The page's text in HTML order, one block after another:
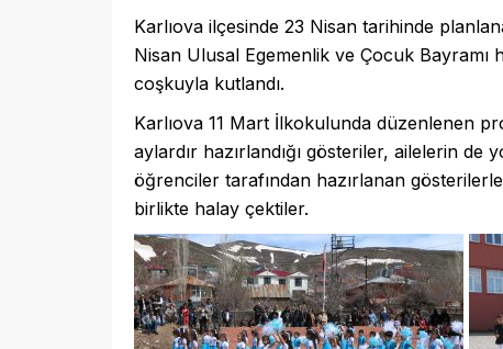
Karlıova ilçesinde 23 Nisan tarihinde
Nisan Ulusal Egemenlik ve Çocuk Bayramı
coşkuyla kutlandı.
Karlıova 11 Mart İlkokulunda düzenlenen
aylardır hazırlandığı gösteriler, ailelerin de
öğrenciler tarafından hazırlanan
birlikte halay çektiler.